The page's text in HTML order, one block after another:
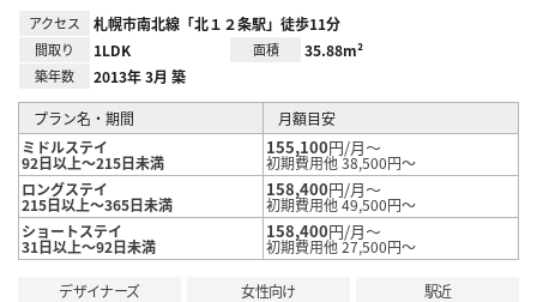
アクセス 札幌市南北線「北１２条駅」徒歩11分
間取り 1LDK 面積 35.88m²
築年数 2013年 3月 築
プラン名・期間
月額目安
ミドルステイ
92日以上～215日未満
155,100円/月～
初期費用他 38,500円～
ロングステイ
215日以上～365日未満
158,400円/月～
初期費用他 49,500円～
ショートステイ
31日以上～92日未満
158,400円/月～
初期費用他 27,500円～
デザイナーズ 女性向け
駅近